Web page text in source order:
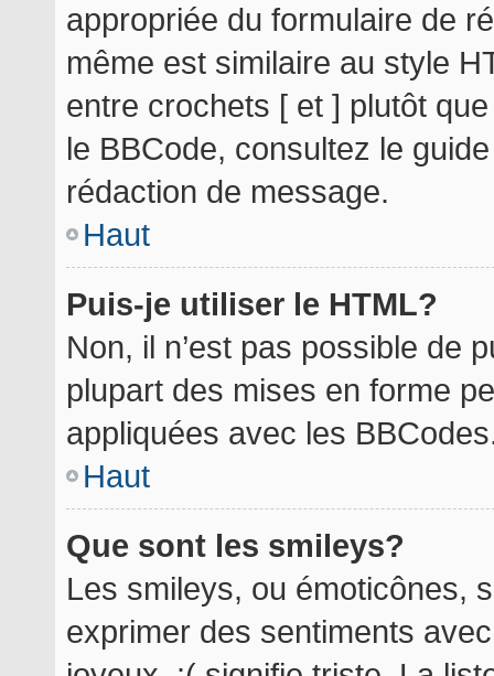
appropriée du formulaire de
même est similaire au style
entre crochets [ et ] plutôt
le BBCode, consultez le
rédaction de message.
Haut
Puis-je utiliser le HTML?
Non, il n’est pas possible de
plupart des mises en forme
appliquées avec les
Haut
Que sont les smileys?
Les smileys, ou émoticônes,
exprimer des sentiments